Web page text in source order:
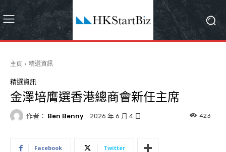
主頁 精選資訊
精選資訊
金澤培膺選香港總商會新任主席
作者： Ben Benny 2026 年 6 月 4 日 423
Facebook Twitter